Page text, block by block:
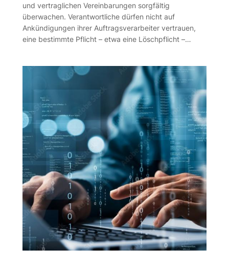
und vertraglichen Vereinbarungen sorgfältig
überwachen. Verantwortliche dürfen nicht auf
Ankündigungen ihrer Auftragsverarbeiter vertrauen,
eine bestimmte Pflicht – etwa eine Löschpflicht –…